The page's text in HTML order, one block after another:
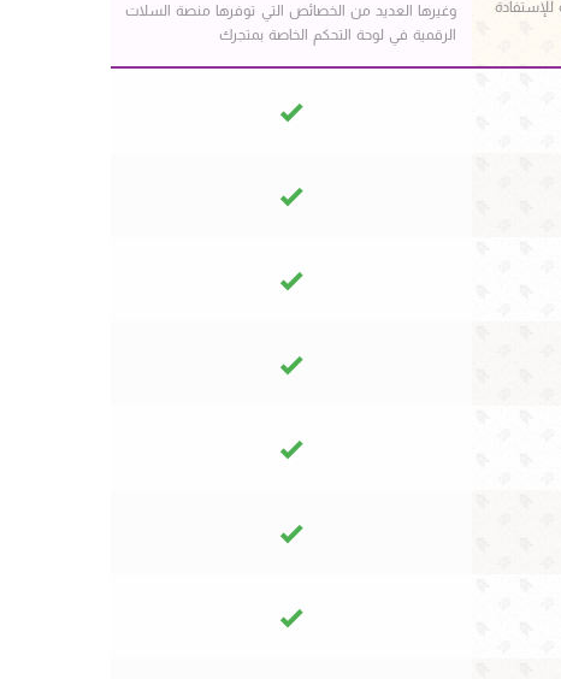
للإستفادة
وغيرها العديد من الخصائص التي توفرها منصة السلات
الرقمية في لوحة التحكم الخاصة بمتجرك